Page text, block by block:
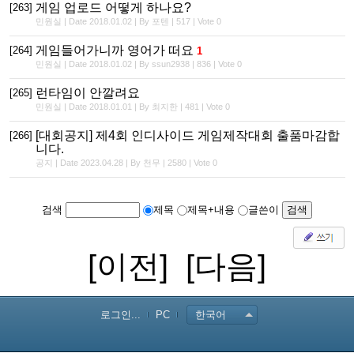
[263] 게임 업로드 어떻게 하나요?
민원실 | Date 2018.01.02 | By 포텐 | 517 | Vote 0
[264] 게임들어가니까 영어가 떠요 1
민원실 | Date 2018.01.02 | By ssun2938 | 836 | Vote 0
[265] 런타임이 안깔려요
민원실 | Date 2018.01.01 | By 최지한 | 481 | Vote 0
[266] [대회공지] 제4회 인디사이드 게임제작대회 출품마감합
니다.
공지 | Date 2023.04.28 | By 천무 | 2580 | Vote 0
검색 제목 제목+내용 글쓴이
[이전] [다음]
로그인... PC 한국어